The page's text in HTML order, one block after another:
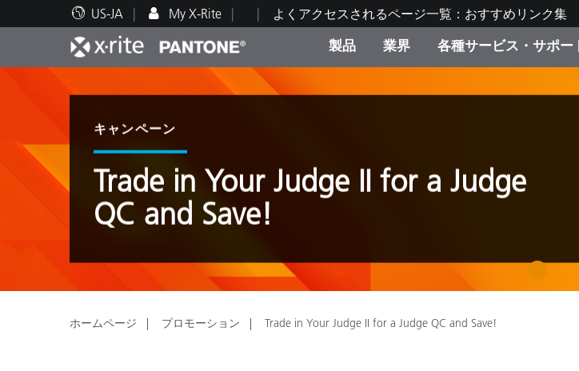
US-JA My X-Rite よくアクセスされるページ一覧：おすすめリンク集
製品
人気製品ランキング カテゴリ別
生
業界
印刷＆パッケージ印刷 塗料・塗装
デ
各種サービス・サポー
テクニカルサポート 修理の流れ・サービス一覧 弊
教育関連資料 トレーニング X-
キャンペーン
Trade in Your Judge II for a Judge
QC and Save!
ホームページ プロモーション Trade in Your Judge II for a Judge QC and Save!